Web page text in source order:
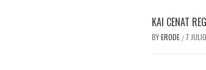
KAI CENAT
BYERODE / 7